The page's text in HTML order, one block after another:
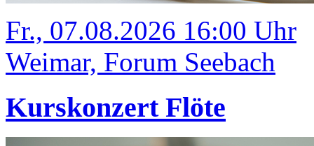
Fr., 07.08.2026 16:00 Uhr
Weimar, Forum Seebach
Kurskonzert Flöte